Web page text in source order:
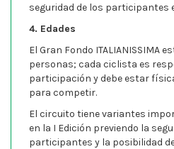
seguridad de los participantes
4. Edades
El Gran Fondo ITALIANISSIMA
personas; cada ciclista es
participación y debe estar
para competir.
El circuito tiene variantes
en la I Edición previendo la
participantes y la posibilidad